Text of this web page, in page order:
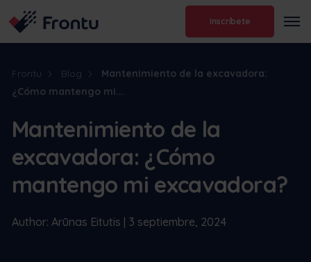
Inscríbete
Frontu Blog
Mantenimiento de la excavadora:
¿Cómo mantengo mi...
Mantenimiento de la
excavadora: ¿Cómo
mantengo mi excavadora?
Author: Arūnas Eitutis | 3 septiembre, 2024